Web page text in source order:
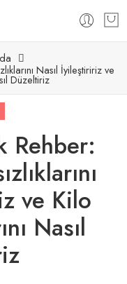
Nasıl İyileştiririz ve
Düzeltiriz
Rehber:
ve Kilo
Nasıl